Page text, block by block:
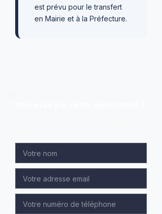
est prévu pour le transfert
en Mairie et à la Préfecture.